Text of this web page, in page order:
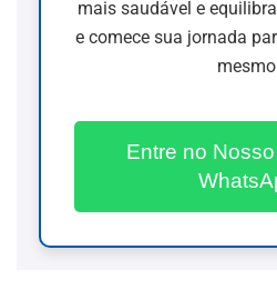
mais saudável e
e comece sua jornada
Entre no